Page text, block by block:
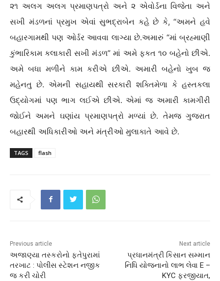
૨૧ અલગ અલગ પ્રમાણપત્રો અને ૨ એવોર્ડના વિજેતા અને
સખી મંડળનાં પ્રમુખ એવાં સુભદ્રાબેન કહે છે કે, “અમને હવે
બહારગામથી પણ ઓર્ડર આવવા લાગ્યા છે.અમારું “માં બ્રહ્માણી
કુંભારિકામ કલાકારી સખી મંડળ” માં અમે ફકત ૧૦ બહેનો છીએ.
અમે બધા મળીને કામ કરીએ છીએ. અમારી બહેનો ખુબ જ
મહેનતુ છે. એમની સહાયથી સરકારી શક્તિમેળા કે હસ્તકલા
ઉદ્યોગમાં પણ ભાગ લઈએ છીએ. એમાં જ અમારી કામગીરી
જોઈને અમને ઘણાંય પ્રમાણપત્રો મળ્યાં છે. તેમજ ગુજરાત
બહારથી અધિકારીઓ અને મંત્રીઓ મુલાકાતે આવે છે.
TAGS flash
Previous article
અજાણ્યા તસ્કરોનો ફતેપુરામાં
તરખાટ : પોલીસ સ્ટેશન નજીક
જ કરી ચોરી
Next article
પ્રધાનમંત્રી કિસાન સમ્માન
નિધિ યોજનાનો લાભ લેવા E –
KYC ફરજીયાત,